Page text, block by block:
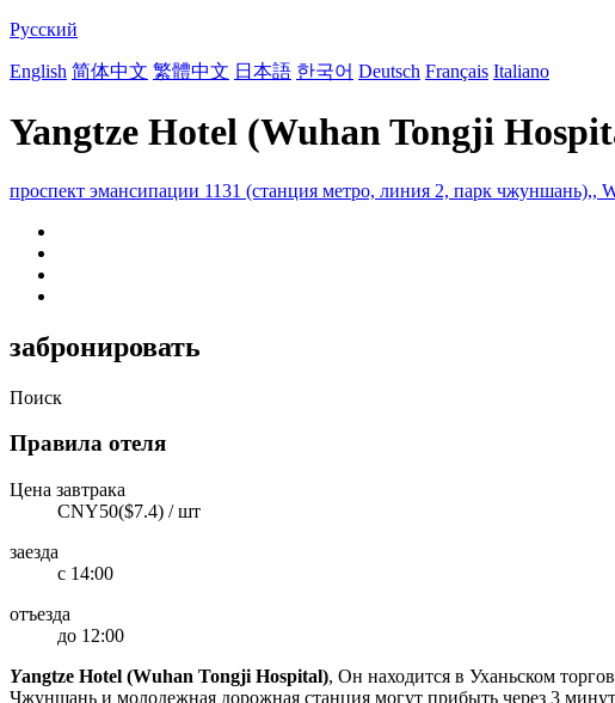
Русский
English 简体中文 繁體中文 日本語 한국어 Deutsch Français Italiano
Yangtze Hotel (Wuhan Tongji
проспект эмансипации 1131 (станция метро, линия 2, парк чжуншань),,
забронировать
Поиск
Правила отеля
Цена завтрака
CNY50($7.4) / шт
заезда
с 14:00
отъезда
до 12:00
Yangtze Hotel (Wuhan Tongji Hospital), Он находится в Уханьском
Чжуншань и молодежная дорожная станция могут прибыть через 3